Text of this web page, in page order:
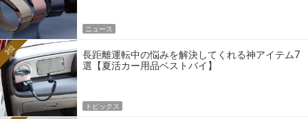
ニュース
長距離運転中の悩みを解決してくれる神アイテム7
選【夏活カー用品ベストバイ】
3位
トピックス